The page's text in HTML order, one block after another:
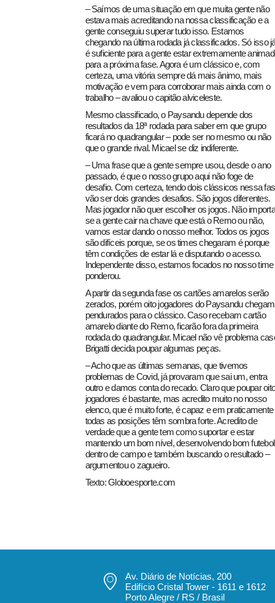
– Saímos de uma situação em que muita gente não
estava mais acreditando na nossa classificação e a
gente conseguiu superar tudo isso. Estamos
chegando na última rodada já classificados. Só isso
é suficiente para a gente estar extremamente
para a próxima fase. Agora é um clássico e, com
certeza, uma vitória sempre dá mais ânimo, mais
motivação e vem para corroborar mais ainda com o
trabalho – avaliou o capitão alviceleste.
Mesmo classificado, o Paysandu depende dos
resultados da 18ª rodada para saber em que grupo
ficará no quadrangular –pode ser no mesmo ou não
que o grande rival. Micael se diz indiferente.
– Uma frase que a gente sempre usou, desde o ano
passado, é que o nosso grupo aqui não foge de
desafio. Com certeza, tendo dois clássicos nessa
vão ser dois grandes desafios. São jogos diferentes.
Mas jogador não quer escolher os jogos. Não importa
se a gente cair na chave que está o Remo ou não,
vamos estar dando o nosso melhor. Todos os jogos
são difíceis porque, se os times chegaram é porque
têm condições de estar lá e disputando o acesso.
Independente disso, estamos focados no nosso time
ponderou.
A partir da segunda fase os cartões amarelos serão
zerados, porém oito jogadores do Paysandu chegam
pendurados para o clássico. Caso recebam cartão
amarelo diante do Remo, ficarão fora da primeira
rodada do quadrangular. Micael não vê problema
Brigatti decida poupar algumas peças.
– Acho que as últimas semanas, que tivemos
problemas de Covid, já provaram que sai um, entra
outro e damos conta do recado. Claro que poupar oito
jogadores é bastante, mas acredito muito no nosso
elenco, que é muito forte, é capaz e em praticamente
todas as posições têm sombra forte. Acredito de
verdade que a gente tem como suportar e estar
mantendo um bom nível, desenvolvendo bom futebol
dentro de campo e também buscando o resultado –
argumentou o zagueiro.
Texto: Globoesporte.com
Av. Diário de Notícias, 200
Edifício Cristal Tower - 1611 e 1612
Porto Alegre / RS / Brasil